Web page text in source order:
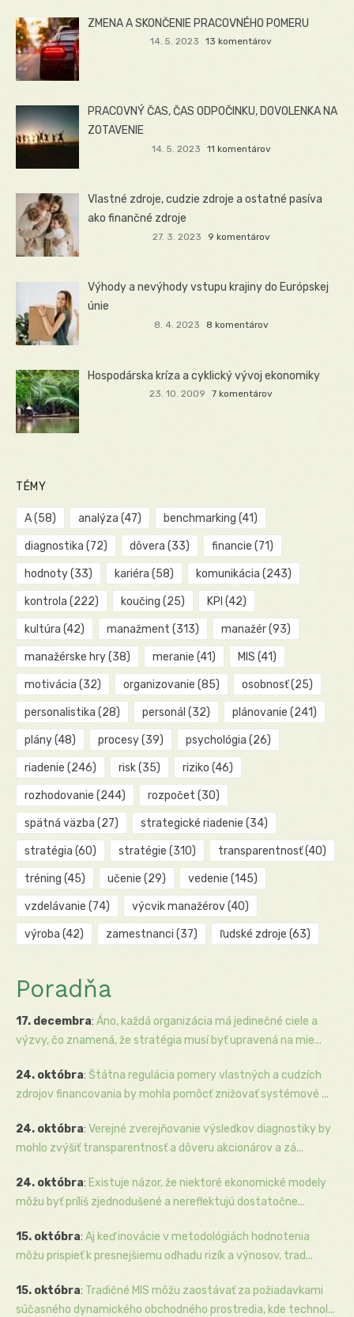
ZMENA A SKONČENIE PRACOVNÉHO POMERU
14. 5. 2023 13 komentárov
PRACOVNÝ ČAS, ČAS ODPOČINKU, DOVOLENKA NA
ZOTAVENIE
14. 5. 2023 11 komentárov
Vlastné zdroje, cudzie zdroje a ostatné pasíva
ako finančné zdroje
27. 3. 2023 9 komentárov
Výhody a nevýhody vstupu krajiny do Európskej
únie
8. 4. 2023 8 komentárov
Hospodárska kríza a cyklický vývoj ekonomiky
23. 10. 2009 7 komentárov
TÉMY
A(58) analýza (47) benchmarking (41)
diagnostika (72) dôvera (33) financie (71)
hodnoty(33) kariéra (58) komunikácia (243)
kontrola (222) koučing (25) KPI (42)
kultúra (42) manažment (313) manažér(93)
manažérske hry(38) meranie (41) MIS (41)
motivácia (32) organizovanie (85) osobnosť(25)
personalistika (28) personál (32) plánovanie (241)
plány(48) procesy(39) psychológia (26)
riadenie (246) risk(35) riziko (46)
rozhodovanie (244) rozpočet (30)
spätná väzba (27) strategické riadenie (34)
stratégia (60) stratégie (310) transparentnosť(40)
tréning (45) učenie (29) vedenie (145)
vzdelávanie (74) výcvik manažérov(40)
výroba (42) zamestnanci (37) ľudské zdroje (63)
Poradňa
17. decembra: Áno, každá organizácia má jedinečné ciele a
výzvy, čo znamená, že stratégia musí byť upravená na mie...
24. októbra: Štátna regulácia pomery vlastných a cudzích
zdrojov financovania by mohla pomôcť znižovať systémové ...
24. októbra: Verejné zverejňovanie výsledkov diagnostiky by
mohlo zvýšiť transparentnosť a dôveru akcionárov a zá...
24. októbra: Existuje názor, že niektoré ekonomické modely
môžu byť príliš zjednodušené a nereflektujú dostatočne...
15. októbra: Aj keď inovácie v metodológiách hodnotenia
môžu prispieť k presnejšiemu odhadu rizík a výnosov, trad...
15. októbra: Tradičné MIS môžu zaostávať za požiadavkami
súčasného dynamického obchodného prostredia, kde technol...